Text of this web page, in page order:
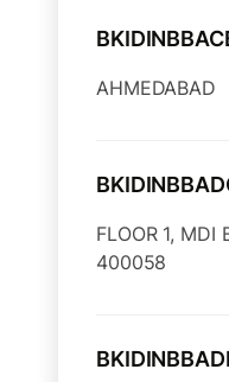
AHMEDABAD
FLOOR 1, MDI
400058